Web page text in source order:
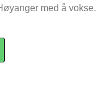
med å vokse.